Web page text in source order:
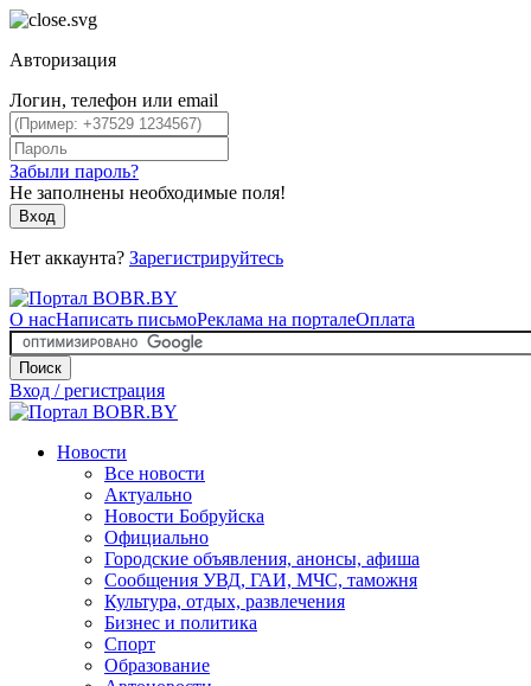
Авторизация
Логин, телефон или email
Забыли пароль?
Не заполнены необходимые поля!
Вход
Нет аккаунта? Зарегистрируйтесь
О насНаписать письмоРеклама на порталеОплата
Поиск
Вход / регистрация
Новости
Все новости
Актуально
Новости Бобруйска
Официально
Городские объявления, анонсы, афиша
Сообщения УВД, ГАИ, МЧС, таможня
Культура, отдых, развлечения
Бизнес и политика
Спорт
Образование